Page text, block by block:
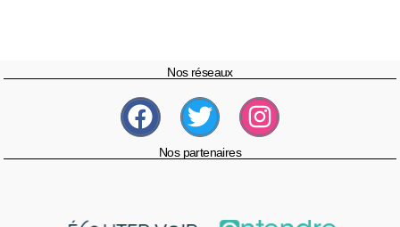
Nos réseaux
Nos partenaires